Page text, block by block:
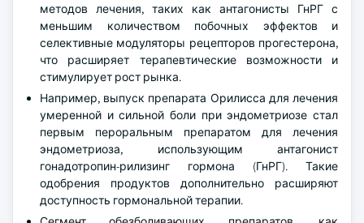
методов лечения, таких как антагонисты ГнРГ с
меньшим количеством побочных эффектов и
селективные модуляторы рецепторов прогестерона,
что расширяет терапевтические возможности и
стимулирует рост рынка.
Например, выпуск препарата Орилисса для лечения
умеренной и сильной боли при эндометриозе стал
первым пероральным препаратом для лечения
эндометриоза, использующим антагонист
гонадотропин-рилизинг гормона (ГнРГ). Такие
одобрения продуктов дополнительно расширяют
доступность гормональной терапии.